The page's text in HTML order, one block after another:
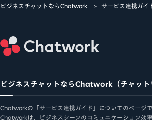
ビジネスチャットならChatwork サービス連携ガイ
ビジネスチャットならChatwork（チャット
Chatworkの「サービス連携ガイド」についてのページで
Chatworkは、ビジネスシーンのコミュニケーション効